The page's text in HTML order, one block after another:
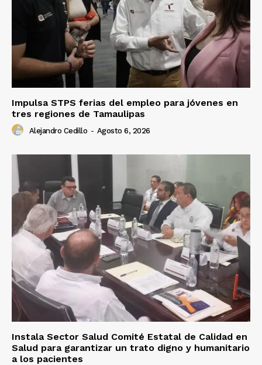
Impulsa STPS ferias del empleo para jóvenes en
tres regiones de Tamaulipas
Alejandro Cedillo - Agosto 6, 2026
Instala Sector Salud Comité Estatal de Calidad en
Salud para garantizar un trato digno y humanitario
a los pacientes